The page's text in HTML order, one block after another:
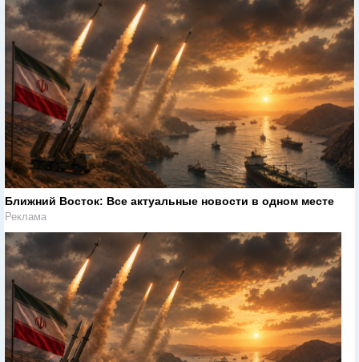
Ближний Восток: Все актуальные новости в одном месте
Реклама